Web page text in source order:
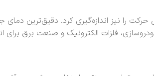
را نیز اندازه‌گیری کرد. دقیق‌ترین دمای
فلزات الکترونیک و صنعت برق برای